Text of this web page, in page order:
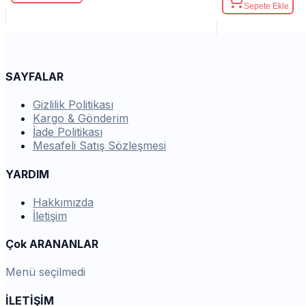
Sepete Ekle
SAYFALAR
Gizlilik Politikası
Kargo & Gönderim
İade Politikası
Mesafeli Satış Sözleşmesi
YARDIM
Hakkımızda
İletişim
Çok ARANANLAR
Menü seçilmedi
İLETİŞİM